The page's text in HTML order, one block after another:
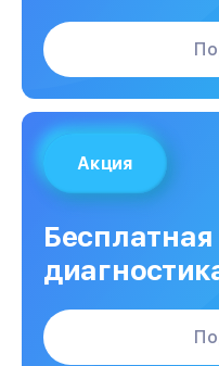
Акция
Бесплатная